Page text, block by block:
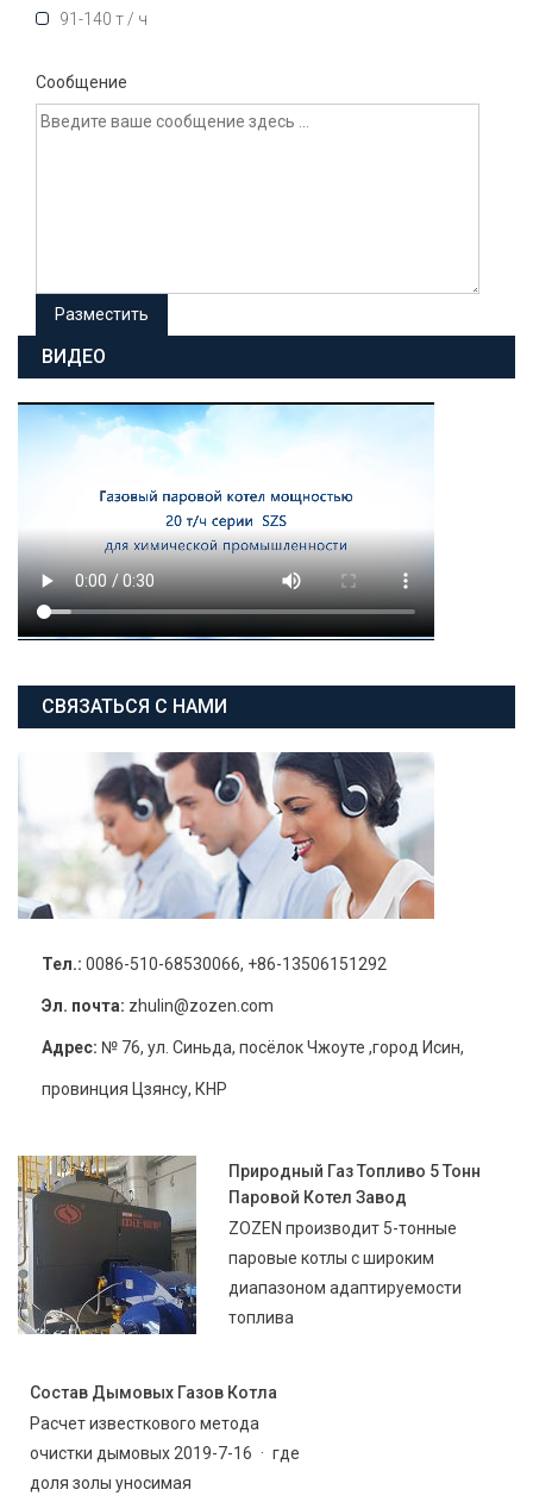
91-140 т / ч
Сообщение
ВИДЕО
СВЯЗАТЬСЯ С НАМИ
Тел.: 0086-510-68530066, +86-13506151292
Эл. почта: zhulin@zozen.com
Адрес: № 76, ул. Синьда, посёлок Чжоуте ,город Исин,
провинция Цзянсу, КНР
Природный Газ Топливо 5 Тонн
Паровой Котел Завод
ZOZEN производит 5-тонные
паровые котлы с широким
диапазоном адаптируемости
топлива
Состав Дымовых Газов Котла
Расчет известкового метода
очистки дымовых 2019-7-16 · где
доля золы уносимая